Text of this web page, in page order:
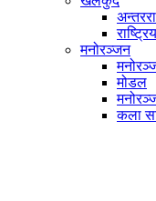
मनोरञ्जन
मोडल
कला